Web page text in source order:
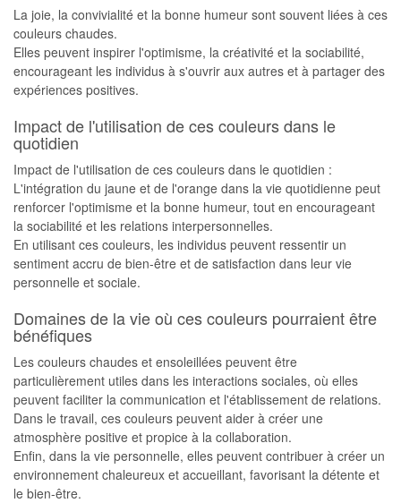
La joie, la convivialité et la bonne humeur sont souvent liées à ces
couleurs chaudes.
Elles peuvent inspirer l'optimisme, la créativité et la sociabilité,
encourageant les individus à s'ouvrir aux autres et à partager des
expériences positives.
Impact de l'utilisation de ces couleurs dans le
quotidien
Impact de l'utilisation de ces couleurs dans le quotidien :
L'intégration du jaune et de l'orange dans la vie quotidienne peut
renforcer l'optimisme et la bonne humeur, tout en encourageant
la sociabilité et les relations interpersonnelles.
En utilisant ces couleurs, les individus peuvent ressentir un
sentiment accru de bien-être et de satisfaction dans leur vie
personnelle et sociale.
Domaines de la vie où ces couleurs pourraient être
bénéfiques
Les couleurs chaudes et ensoleillées peuvent être
particulièrement utiles dans les interactions sociales, où elles
peuvent faciliter la communication et l'établissement de relations.
Dans le travail, ces couleurs peuvent aider à créer une
atmosphère positive et propice à la collaboration.
Enfin, dans la vie personnelle, elles peuvent contribuer à créer un
environnement chaleureux et accueillant, favorisant la détente et
le bien-être.